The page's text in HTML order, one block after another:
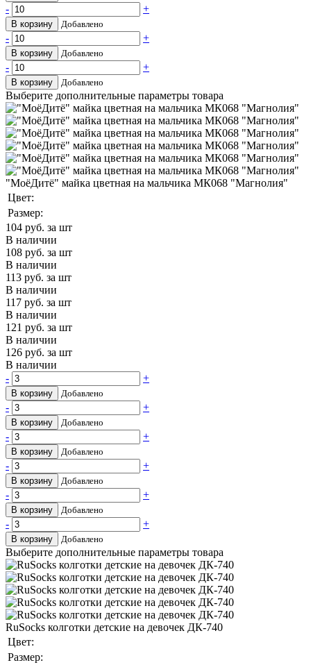
- +
В корзину Добавлено
- +
В корзину Добавлено
- +
В корзину Добавлено
Выберите дополнительные параметры товара
"МоёДитё" майка цветная на мальчика МК068 "Магнолия"
Цвет:
Размер:
104 руб. за шт
В наличии
108 руб. за шт
В наличии
113 руб. за шт
В наличии
117 руб. за шт
В наличии
121 руб. за шт
В наличии
126 руб. за шт
В наличии
-
+
В корзину Добавлено
- +
В корзину Добавлено
- +
В корзину Добавлено
- +
В корзину Добавлено
- +
В корзину Добавлено
- +
В корзину Добавлено
Выберите дополнительные параметры товара
RuSocks колготки детские на девочек ДК-740
Цвет:
Размер: